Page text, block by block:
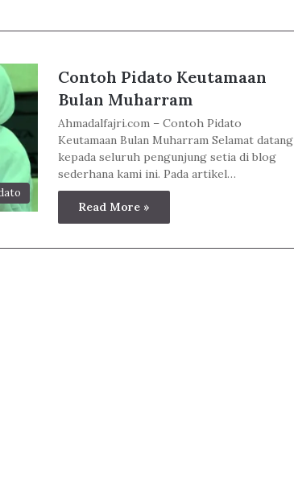
Contoh Pidato Keutamaan
Bulan Muharram
Ahmadalfajri.com – Contoh Pidato
Keutamaan Bulan Muharram Selamat datang
kepada seluruh pengunjung setia di blog
sederhana kami ini. Pada artikel…
Read More »